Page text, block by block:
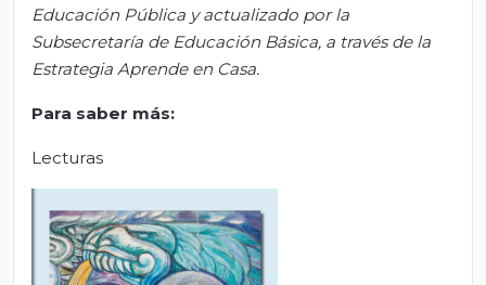
Educación Pública y actualizado por la
Subsecretaría de Educación Básica, a través de la
Estrategia Aprende en Casa.
Para saber más:
Lecturas